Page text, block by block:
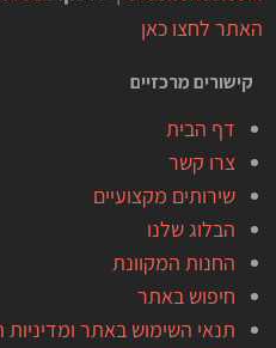
האתר לחצו כאן
קישורים מרכזיים
דף הבית
צרו קשר
שירותים מקצועיים
הבלוג שלנו
החנות המקוונת
חיפוש באתר
תנאי השימוש באתר ומדיניות